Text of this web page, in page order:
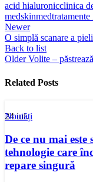
acid hialuronicclinica
medskinmed
Newer
O simplă scanare a
Back to list
Older Volite –
Related Posts
24iul.
Noutăți
De ce nu mai
tehnologie care
repare singură